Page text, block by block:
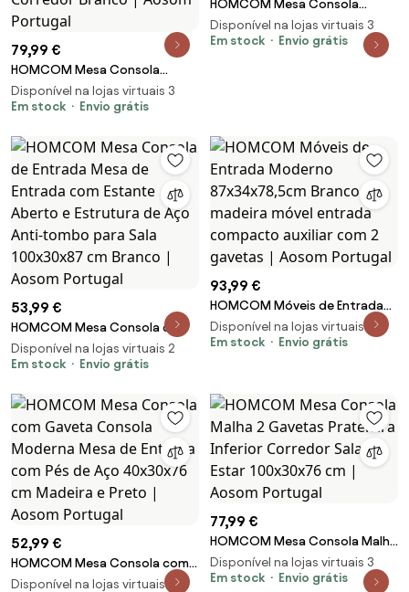
79,99 €
HOMCOM Mesa Consola
100x30x75cm Mesa de Entrada
Moderno com 2 Gavetas de
Metal para Corredor Branco |
Aosom Portugal
Disponível na lojas virtuais 3
Em stock
Envio grátis
HOMCOM Mesa Consola
Entrada 2 Gavetas Design Vime
Sala Corredor Espaço
Disponível na lojas virtuais 3
Em stock
Envio grátis
53,99 €
HOMCOM Mesa Consola de
Entrada Mesa de Entrada com
Estante Aberto e Estrutura de
100x30x87 cm Branco | Aosom
Portugal
Disponível na lojas virtuais 2
Em stock
Envio grátis
93,99 €
HOMCOM Móveis de Entrada
Moderno 87x34x78,5cm Branco
e madeira móvel entrada
Disponível na lojas virtuais 3
Em stock
Envio grátis
52,99 €
HOMCOM Mesa Consola com
Gaveta Consola Moderna
Disponível na lojas virtuais 2
77,99 €
HOMCOM Mesa Consola Malha
2 Gavetas Prateleira Inferior
Corredor Sala Estar 100x30x76
Disponível na lojas virtuais 3
Em stock
Envio grátis